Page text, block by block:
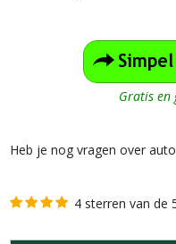
Gratis en
Heb je nog vragen over
4 sterren van de